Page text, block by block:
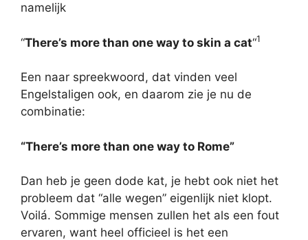
namelijk
“There’s more than one way to skin a cat“1
Een naar spreekwoord, dat vinden veel
Engelstaligen ook, en daarom zie je nu de
combinatie:
“There’s more than one way to Rome”
Dan heb je geen dode kat, je hebt ook niet het
probleem dat “alle wegen” eigenlijk niet klopt.
Voilá. Sommige mensen zullen het als een fout
ervaren, want heel officieel is het een